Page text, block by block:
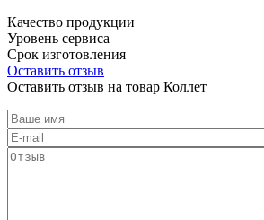
Качество продукции
Уровень сервиса
Срок изготовления
Оставить отзыв
Оставить отзыв на товар Коллет